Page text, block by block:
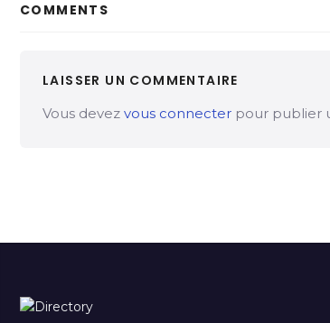
COMMENTS
LAISSER UN COMMENTAIRE
Vous devez vous connecter pour publier